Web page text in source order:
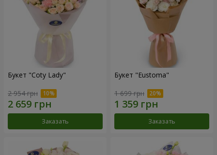
Букет "Coty Lady"
2 954 грн
Заказать
Букет "Eustoma"
1 699 грн
Заказать